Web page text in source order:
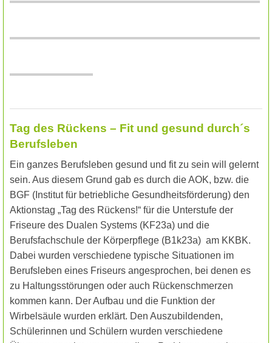
Tag des Rückens – Fit und gesund durch´s
Berufsleben
Ein ganzes Berufsleben gesund und fit zu sein will gelernt
sein. Aus diesem Grund gab es durch die AOK, bzw. die
BGF (Institut für betriebliche Gesundheitsförderung) den
Aktionstag „Tag des Rückens!“ für die Unterstufe der
Friseure des Dualen Systems (KF23a) und die
Berufsfachschule der Körperpflege (B1k23a) am KKBK.
Dabei wurden verschiedene typische Situationen im
Berufsleben eines Friseurs angesprochen, bei denen es
zu Haltungsstörungen oder auch Rückenschmerzen
kommen kann. Der Aufbau und die Funktion der
Wirbelsäule wurden erklärt. Den Auszubildenden,
Schülerinnen und Schülern wurden verschiedene